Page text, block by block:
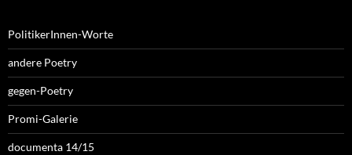
PolitikerInnen-Worte
andere Poetry
gegen-Poetry
Promi-Galerie
documenta 14/15